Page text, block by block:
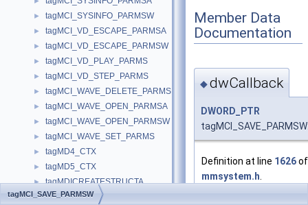
► tagMCI_SYSINFO_PARMSW
► tagMCI_VD_ESCAPE_PARMSA
► tagMCI_VD_ESCAPE_PARMSW
► tagMCI_VD_PLAY_PARMS
► tagMCI_VD_STEP_PARMS
► tagMCI_WAVE_DELETE_PARMS
► tagMCI_WAVE_OPEN_PARMSA
► tagMCI_WAVE_OPEN_PARMSW
► tagMCI_WAVE_SET_PARMS
► tagMD4_CTX
► tagMD5_CTX
► tagMDICREATESTRUCTA
► tagMDICREATESTRUCTW
Member Data
Documentation
◆dwCallback
DWORD_PTR
Definition at line 1626
mmsystem.h
tagMCI_SAVE_PARMSW